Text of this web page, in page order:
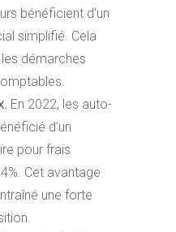
bénéficient d’un
simplifié. Cela
démarches
En 2022, les auto-
d’un
pour frais
Cet avantage
une forte